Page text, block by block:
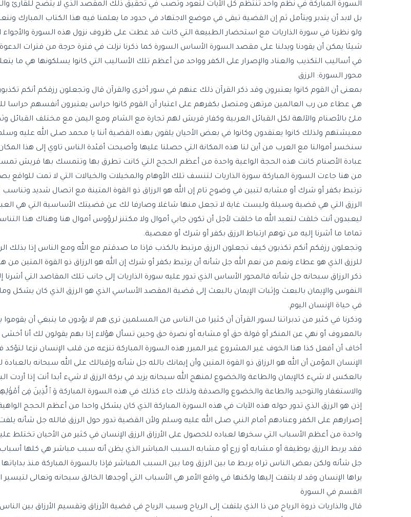
السورة المباركة في نظم واحد تنتظم كل الآيات لتعود وتصب في تحقيق ذلك المقصد الذي لا يتضح للقارئ
بل لابد أن يتدبر ويتأمل ثم إن القضية تبقى في موضع الاجتهاد في حدود ما يعلمنا فيه هذا الكتاب المبارك
ولو نظرنا في سورة الذاريات مع استحضار الطبيعة التي كانت قد غطت على ظروف نزول هذه السورة والأجواء
شيئا يمكن أن يقودنا ويدلنا على مقصد السورة الأساس السورة كما ذكرنا نزلت في فترة حرجة من فترات
في أساليب التكذيب والعناد والإصرار على الكفر وواحد من أعظم تلك الأساليب التي كانوا يسلكونها هي ما
محور السورة: الرزق
بمعنى أن القوم كانوا يعتبرون وقد ذكر القرآن ذلك عنهم في سور أخرى والقرآن قال وتجعلون رزقكم أنكم
هي عطاء من رب العالمين مرتهن ومتصل بكفرهم على اعتبار أن القوم كانوا حراس يعتبرون أنفسهم حراسا
ملئ بالأصنام والآلهة لكل القبائل العربية وكفار قريش لهم تجارة مع الشام ومع اليمن مع مختلف القبائل
معيشتهم ولذلك كانوا يعتقدون وكانوا في بعض الأحيان يلقون بهذه القضية أننا يا محمد صلى الله عليه
سنخسر أموالنا مع العرب من أين لنا هذه المكانة التي حصلنا عليها وأصبحت أفئدة الناس تاوي إلى هذا المكان
عبادة الأصنام كانت هذه الحجة الواعية واحدة من أعظم الحجج التي كانت تطرق بها وتتمسك بها قريش
من هنا جاءت السورة المباركة سورة الذاريات لتنسف تلك الأوهام والمخيلات والخيالات التي لا تمت
ترتبط بكفر أو شرك أو مشابه لتبين في وضوح تام إن الله هو الرزاق ذو القوة المتينة مع اتصال شديد
الرزق التي هي قضية وسيلة وليست غاية لا تجعل منها شاغلا وصارفا لك عن قضيتك الأساسية التي هي
ليعبدون أنت خلقت لتعبد الله ما خلقت لأجل أن تكون جابي أموال ولا مكتنز لرؤوس أموال هنا وهناك هذا
تماما ما أشرنا إليه من توهم ارتباط الرزق بكفر أو شرك أو معصية.
وتجعلون رزقكم أنكم تكذبون كيف تجعلون الرزق مرتبط بالكذب فإذا ما صدقتم مع الله ومع الناس إذا بذلك
للرزق الذي هو عطاء ونعم من نعم الله جل شأنه أن يرتبط بكفر أو شرك إن الله هو الرزاق ذو القوة المتين
ذكر الرزاق سبحانه جل شأنه فالمحور الأساس الذي تدور عليه سورة الذاريات إلى جانب تلك المقاصد التي أشرنا
النفوس والإيمان بالبعث وإثبات الإيمان بالبعث إلى قضية المقصد الأساسي الذي هو الرزق الذي كان يشكل
في حياة الإنسان اليوم.
وذكرنا في كثير من تدبراتنا لسور القرآن أن كثيرا من الناس من المسلمين ترى هم لا يؤدون ما ينبغي أن
بالمعروف أو نهي عن المنكر أو قولة حق أو مشابه أو نصرة حق وحين تسأل هؤلاء إذا بهم يقولون لك أنا أخشى
أخاف أن أفعل كذا هذا الخوف غير المشروع غير المبرر هذه السورة المباركة تنزعه من قلب الإنسان نزعا
الإنسان المؤمن أن الله هو الرزاق ذو القوة المتين وأن إيمانك بالله جل شأنه وإقبالك على الله سبحانه
بالعكس لا شيء كالإيمان والطاعة والخضوع لمنهج الله سبحانه يزيد في بركة الرزق لا شيء أبدا أنت إذا أردت
والاستغفار والتوحيد والطاعة والخضوع والصدقة ولذلك جاء كذلك في هذه السورة المباركة وَٱلَّذِينَ فِىٓ
إذن هو الرزق الذي تدور حوله هذه الآيات في هذه السورة المباركة الذي كان يشكل واحدا من أعظم الحجج
إصرارهم على الكفر وعنادهم أمام النبي صلى الله عليه وسلم ولأن القضية تدور حول الرزق فالله جل شأنه يلفت
واحدة من أعظم الأسباب التي سخرها لعباده للحصول على الأرزاق الرزق الإنسان في كثير من الأحيان تختلط
فقد يربط الرزق بوظيفة أو مشابه أو زرع أو مشابه السبب المباشر الذي يظن أنه سبب مباشر هي كلها أسباب
جل شأنه ولكن بعض الناس تراه يربط ما بين الرزق وما بين السبب المباشر فإذا بالسورة المباركة منذ بداياتها
يراها الإنسان وقد لا يلتفت إليها ولكنها في واقع الأمر هي الأسباب التي أوجدها الخالق سبحانه وتعالى لتيسير
القسم في السورة
قال والذاريات ذروة الرياح من ذا الذي يلتفت إلى الرياح وسبب الرياح في قضية الأرزاق وتقسيم الأرزاق بين